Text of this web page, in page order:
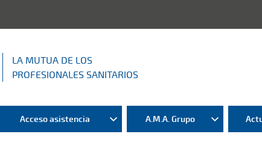
LA MUTUA DE LOS
PROFESIONALES SANITARIOS
Acceso asistencia A.M.A. Grupo